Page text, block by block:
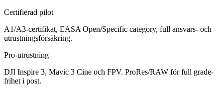
Certifierad pilot
A1/A3-certifikat, EASA Open/Specific category, full ansvars- och
utrustningsförsäkring.
Pro-utrustning
DJI Inspire 3, Mavic 3 Cine och FPV. ProRes/RAW för full grade-
frihet i post.